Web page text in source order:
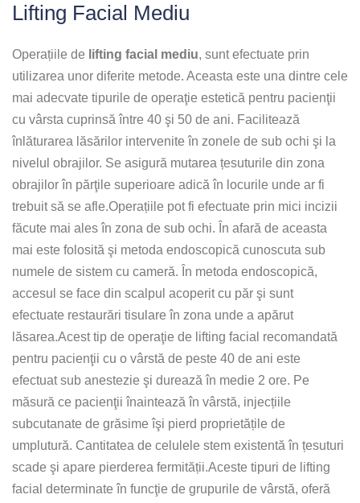
Lifting Facial Mediu
Operațiile de lifting facial mediu, sunt efectuate prin
utilizarea unor diferite metode. Aceasta este una dintre cele
mai adecvate tipurile de operaţie estetică pentru pacienţii
cu vârsta cuprinsă între 40 şi 50 de ani. Facilitează
înlăturarea lăsărilor intervenite în zonele de sub ochi şi la
nivelul obrajilor. Se asigură mutarea țesuturile din zona
obrajilor în părţile superioare adică în locurile unde ar fi
trebuit să se afle.Operațiile pot fi efectuate prin mici incizii
făcute mai ales în zona de sub ochi. În afară de aceasta
mai este folosită şi metoda endoscopică cunoscuta sub
numele de sistem cu cameră. În metoda endoscopică,
accesul se face din scalpul acoperit cu păr şi sunt
efectuate restaurări tisulare în zona unde a apărut
lăsarea.Acest tip de operaţie de lifting facial recomandată
pentru pacienţii cu o vârstă de peste 40 de ani este
efectuat sub anestezie şi durează în medie 2 ore. Pe
măsură ce pacienţii înaintează în vârstă, injecțiile
subcutanate de grăsime îşi pierd proprietățile de
umplutură. Cantitatea de celulele stem existentă în țesuturi
scade şi apare pierderea fermității.Aceste tipuri de lifting
facial determinate în funcţie de grupurile de vârstă, oferă